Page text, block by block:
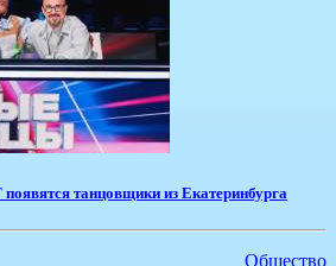
танцовщики из Екатеринбурга
Общество